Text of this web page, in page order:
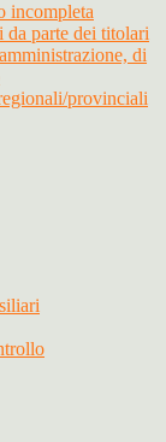
incompleta
da parte dei titolari
di
provinciali